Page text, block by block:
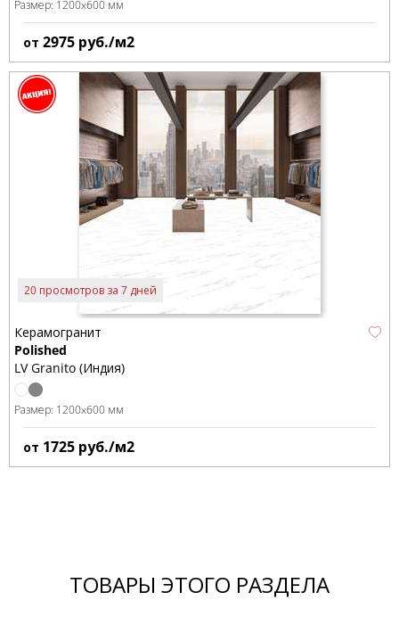
Размер: 1200x600 мм
от 2975 руб./м2
20 просмотров за 7 дней
Керамогранит
Polished
LV Granito (Индия)
Размер: 1200x600 мм
от 1725 руб./м2
ТОВАРЫ ЭТОГО РАЗДЕЛА